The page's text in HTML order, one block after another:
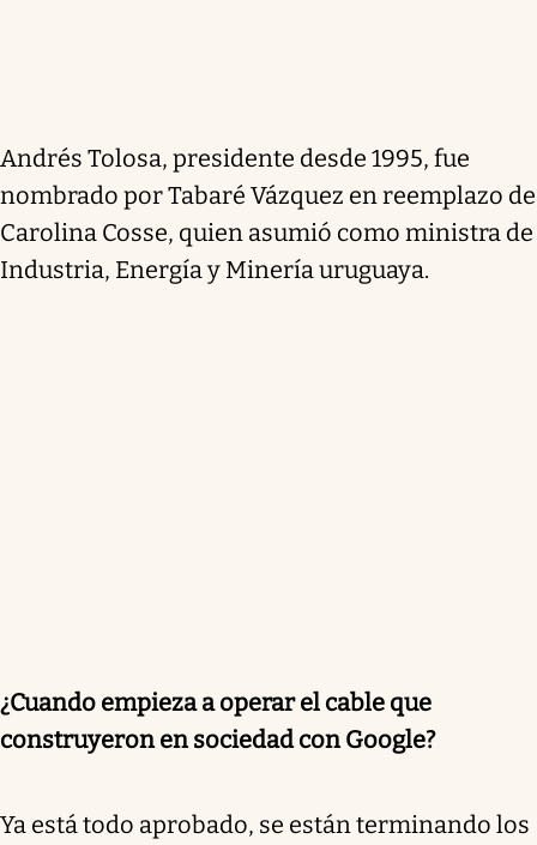
Andrés Tolosa, presidente desde 1995, fue
nombrado por Tabaré Vázquez en reemplazo de
Carolina Cosse, quien asumió como ministra de
Industria, Energía y Minería uruguaya.
¿Cuando empieza a operar el cable que
construyeron en sociedad con Google?
Ya está todo aprobado, se están terminando los